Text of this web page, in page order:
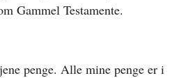
Gammel Testamente.
penge. Alle mine penge er i